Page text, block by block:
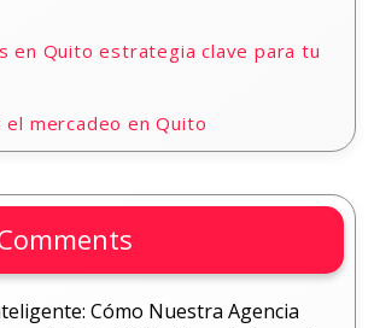
en Quito estrategia clave para tu
el mercadeo en Quito
Cómo Nuestra Agencia